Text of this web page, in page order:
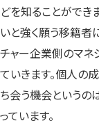
どを知ることができ
いと強く願う移籍者
チャー企業側のマネ
ていきます。個人の
ち会う機会というの
っています。